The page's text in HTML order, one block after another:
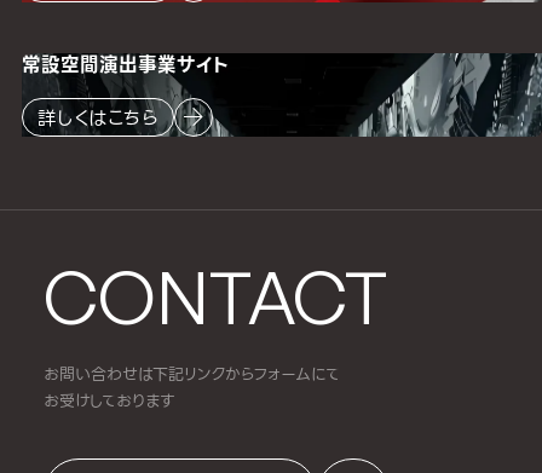
CONTACT
お問い合わせは下記リンクからフォームにて
お受けしております
常設空間演出事業サイト
詳しくはこちら